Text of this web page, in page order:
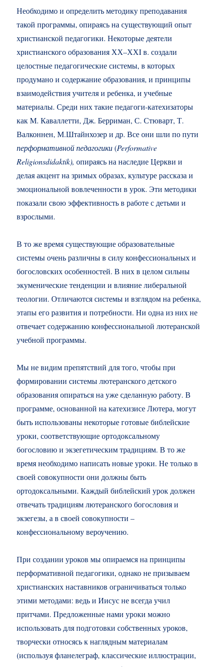
Необходимо и определить методику преподавания
такой программы, опираясь на существующий опыт
христианской педагогики. Некоторые деятели
христианского образования ХХ–ХХI в. создали
целостные педагогические системы, в которых
продумано и содержание образования, и принципы
взаимодействия учителя и ребенка, и учебные
материалы. Среди них такие педагоги-катехизаторы
как М. Каваллетти, Дж. Берриман, С. Стюварт, Т.
Валконнен, М.Штайнхозер и др. Все они шли по пути
перформативной педагогики(Performative
Religionsdidaktik), опираясь на наследие Церкви и
делая акцент на зримых образах, культуре рассказа и
эмоциональной вовлеченности в урок. Эти методики
показали свою эффективность в работе с детьми и
взрослыми.
В то же время существующие образовательные
системы очень различны в силу конфессиональных и
богословских особенностей. В них в целом сильны
экуменические тенденции и влияние либеральной
теологии. Отличаются системы и взглядом на ребенка,
этапы его развития и потребности. Ни одна из них не
отвечает содержанию конфессиональной лютеранской
учебной программы.
Мы не видим препятствий для того, чтобы при
формировании системы лютеранского детского
образования опираться на уже сделанную работу. В
программе, основанной на катехизисе Лютера, могут
быть использованы некоторые готовые библейские
уроки, соответствующие ортодоксальному
богословию и экзегетическим традициям. В то же
время необходимо написать новые уроки. Не только в
своей совокупности они должны быть
ортодоксальными. Каждый библейский урок должен
отвечать традициям лютеранского богословия и
экзегезы, а в своей совокупности –
конфессиональному вероучению.
При создании уроков мы опираемся на принципы
перформативной педагогики, однако не призываем
христианских наставников ограничиваться только
этими методами: ведь и Иисус не всегда учил
притчами. Предложенные нами уроки можно
использовать для подготовки собственных уроков,
творчески относясь к наглядным материалам
(используя фланелеграф, классические иллюстрации,